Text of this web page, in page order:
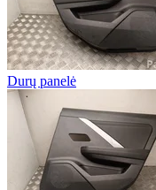
Durų panelė